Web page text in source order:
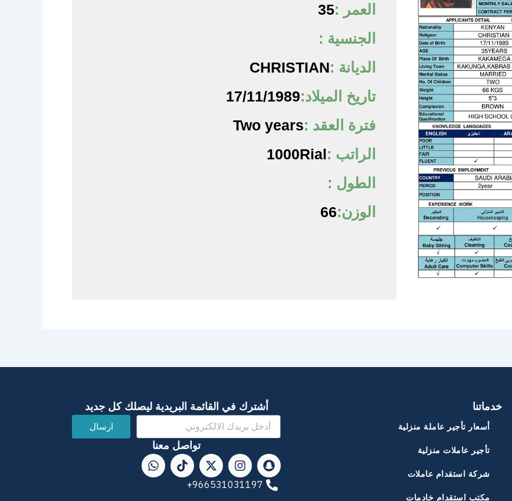
العمر :35
الجنسية :
الديانة :CHRISTIAN
تاريخ الميلاد:17/11/1989
فترة العقد :Two years
الراتب :1000Rial
الطول :
الوزن:66
أشترك في القائمة البريدية ليصلك كل جديد
ارسال
تواصل معنا
S
n
a
p
I
n
s
X
-
t
T
i
k
W
h
a 966531031197+
خدماتنا
أسعار تأجير عاملة منزلية
تأجير عاملات منزلية
شركة استقدام عاملات
مكتب استقدام خادمات